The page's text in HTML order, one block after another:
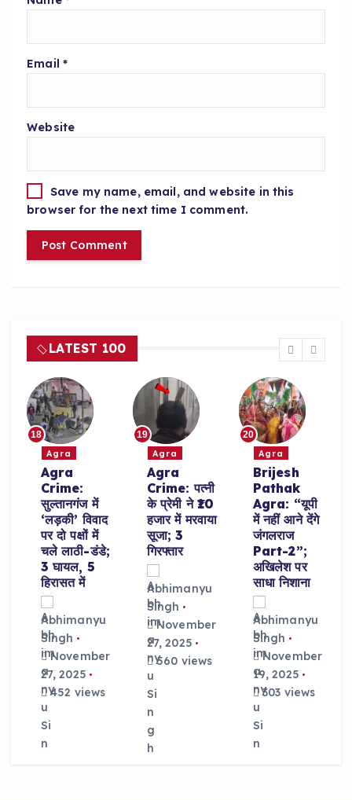
Email *
Website
Save my name, email, and website in this
browser for the next time I comment.
LATEST 100
18
Agra
Agra
Crime:
सुल्तानगंज में
‘लड़की’ विवाद
पर दो पक्षों में
चले लाठी-डंडे;
3 घायल, 5
हिरासत में
Abhimanyu
Singh
November
27, 2025
452 views
19
Agra
Agra
Crime: पत्नी
के प्रेमी ने ₹10
हजार में मरवाया
सूजा; 3
गिरफ्तार
Abhimanyu
Singh
November
27, 2025
560 views
20
Agra
Brijesh
Pathak
Agra: “यूपी
में नहीं आने देंगे
जंगलराज
Part-2”;
अखिलेश पर
साधा निशाना
Abhimanyu
Singh
November
19, 2025
303 views